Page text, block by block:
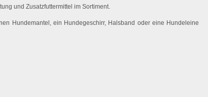
und Zusatzfuttermittel im Sortiment.
Hundemantel, ein Hundegeschirr, Halsband oder eine Hundeleine